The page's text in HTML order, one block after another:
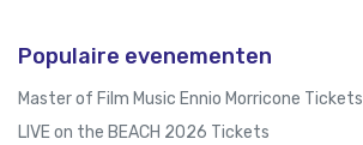
Populaire evenementen
Master of Film Music Ennio Morricone Tickets
LIVE on the BEACH 2026 Tickets